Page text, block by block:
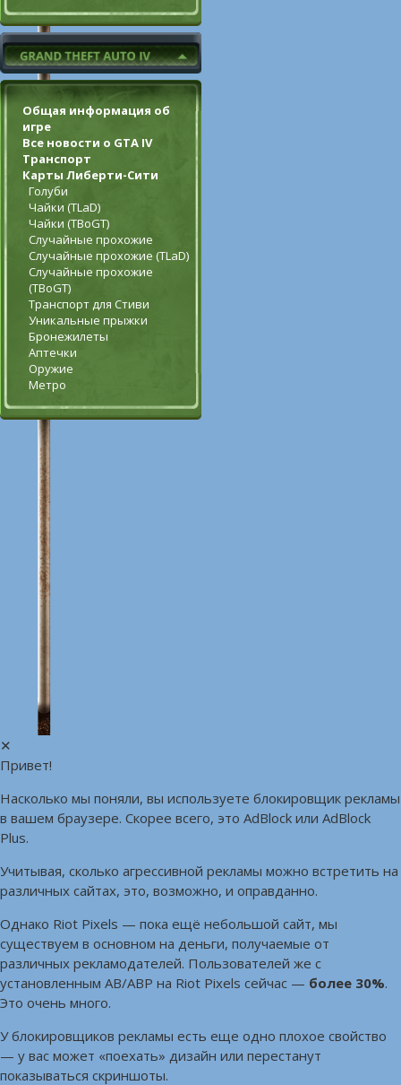
Общая информация об
игре
Все новости о GTA IV
Транспорт
Карты Либерти-Сити
Голуби
Чайки (TLaD)
Чайки (TBoGT)
Случайные прохожие
Случайные прохожие (TLaD)
Случайные прохожие
(TBoGT)
Транспорт для Стиви
Уникальные прыжки
Бронежилеты
Аптечки
Оружие
Метро
✕
Привет!
Насколько мы поняли, вы используете блокировщик рекламы
в вашем браузере. Скорее всего, это AdBlock или AdBlock
Plus.
Учитывая, сколько агрессивной рекламы можно встретить на
различных сайтах, это, возможно, и оправданно.
Однако Riot Pixels — пока ещё небольшой сайт, мы
существуем в основном на деньги, получаемые от
различных рекламодателей. Пользователей же с
установленным AB/ABP на Riot Pixels сейчас — более 30%.
Это очень много.
У блокировщиков рекламы есть еще одно плохое свойство
— у вас может «поехать» дизайн или перестанут
показываться скриншоты.